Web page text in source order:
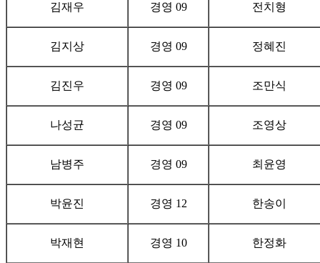
김재우 경영 09 전치형
김지상 경영 09 정혜진
김진우 경영 09 조만식
나성균 경영 09 조영상
남병주 경영 09 최윤영
박윤진 경영 12 한송이
박재현 경영 10 한정화